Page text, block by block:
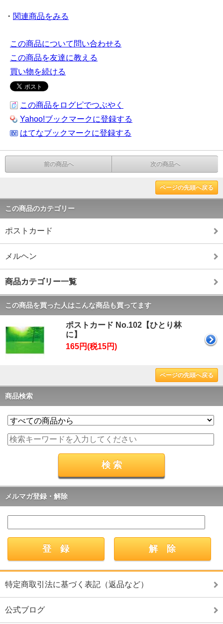
・ 関連商品をみる
この商品について問い合わせる
この商品を友達に教える
買い物を続ける
この商品をログピでつぶやく
Yahoo!ブックマークに登録する
はてなブックマークに登録する
前の商品へ 次の商品へ
ページの先頭へ戻る
この商品のカテゴリー
ポストカード
メルヘン
商品カテゴリー一覧
この商品を買った人はこんな商品も買ってます
ポストカード No.102【ひとり林
に】
165円(税15円)
ページの先頭へ戻る
商品検索
メルマガ登録・解除
特定商取引法に基づく表記（返品など）
公式ブログ